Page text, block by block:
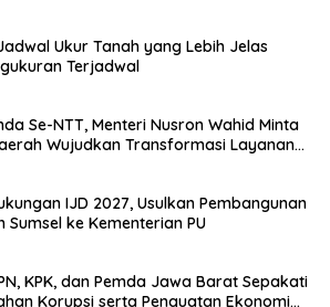
Ukur Tanah yang Lebih Jelas
Terjadwal
Se-NTT, Menteri Nusron Wahid Minta
Wujudkan Transformasi Layanan
IJD 2027, Usulkan Pembangunan
ke Kementerian PU
KPK, dan Pemda Jawa Barat Sepakati
Korupsi serta Penguatan Ekonomi